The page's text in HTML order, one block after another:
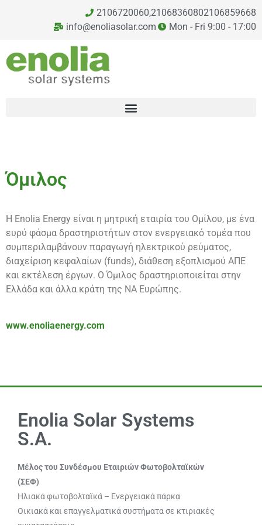
2106720060,21068360802106859668
info@enoliasolar.com
Mon - Fri 9:00 - 17:00
Όμιλος
Η Enolia Energy είναι η μητρική εταιρία του Ομίλου, με ένα
ευρύ φάσμα δραστηριοτήτων στον ενεργειακό τομέα που
συμπεριλαμβάνουν παραγωγή ηλεκτρικού ρεύματος,
διαχείριση κεφαλαίων (funds), διάθεση εξοπλισμού ΑΠΕ
και εκτέλεση έργων. Ο Όμιλος δραστηριοποιείται στην
Ελλάδα και άλλα κράτη της ΝΑ Ευρώπης.
www.enoliaenergy.com
Enolia Solar Systems
S.A.
Μέλος του Συνδέσμου Εταιριών Φωτοβολταϊκών
(ΣΕΦ)
Ηλιακά φωτοβολταϊκά – Ενεργειακά πάρκα
Οικιακά και επαγγελματικά συστήματα σε κτιριακές